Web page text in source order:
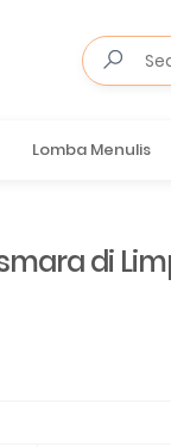
Lomba Menulis
di